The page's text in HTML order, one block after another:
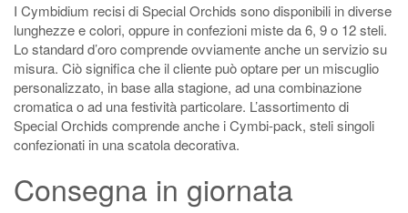
I Cymbidium recisi di Special Orchids sono disponibili in diverse
lunghezze e colori, oppure in confezioni miste da 6, 9 o 12 steli.
Lo standard d’oro comprende ovviamente anche un servizio su
misura. Ciò significa che il cliente può optare per un miscuglio
personalizzato, in base alla stagione, ad una combinazione
cromatica o ad una festività particolare. L’assortimento di
Special Orchids comprende anche i Cymbi-pack, steli singoli
confezionati in una scatola decorativa.
Consegna in giornata